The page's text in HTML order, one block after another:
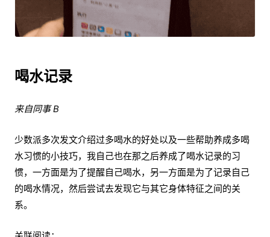
喝水记录
来自同事 B
少数派多次发文介绍过多喝水的好处以及一些帮助养成多喝
水习惯的小技巧，我自己也在那之后养成了喝水记录的习
惯，一方面是为了提醒自己喝水，另一方面是为了记录自己
的喝水情况，然后尝试去发现它与其它身体特征之间的关
系。